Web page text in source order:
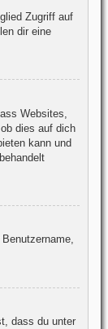
Zugriff auf
dir eine
Websites,
dies auf dich
kann und
dass du unter